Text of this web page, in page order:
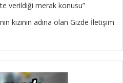
verildiği merak konusu”
kızının adına olan Gizde İletişim